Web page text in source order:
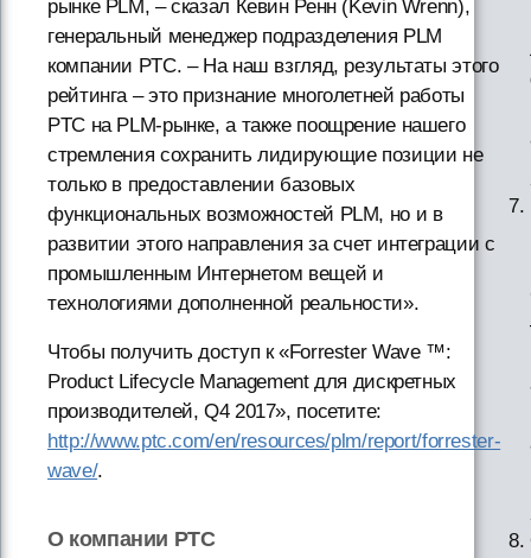
рынке PLM, – сказал Кевин Ренн (Kevin Wrenn),
генеральный менеджер подразделения PLM
компании PTC. – На наш взгляд, результаты этого
рейтинга – это признание многолетней работы
PTC на PLM-рынке, а также поощрение нашего
стремления сохранить лидирующие позиции не
только в предоставлении базовых
функциональных возможностей PLM, но и в
развитии этого направления за счет интеграции с
промышленным Интернетом вещей и
технологиями дополненной реальности».
Чтобы получить доступ к «Forrester Wave ™:
Product Lifecycle Management для дискретных
производителей, Q4 2017», посетите:
http://www.ptc.com/en/resources/plm/report/forrester-
wave/.
О компании PTC